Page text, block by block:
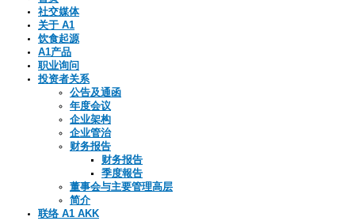
社交媒体
关于 A1
饮食起源
A1产品
职业询问
投资者关系
公告及通函
年度会议
企业架构
企业管治
财务报告
财务报告
季度報告
董事会与主要管理高层
简介
联络 A1 AKK